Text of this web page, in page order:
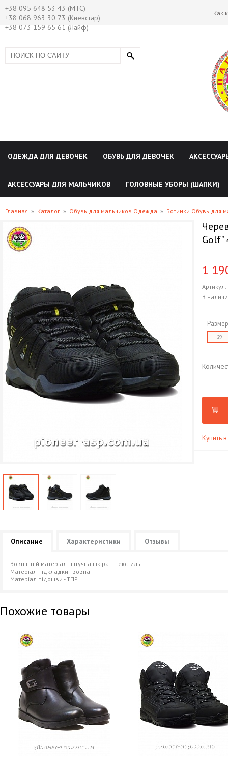
+38 095 648 53 43 (МТС)
+38 068 963 30 73 (Киевстар)
+38 073 159 65 61 (Лайф)
Как
ОДЕЖДА ДЛЯ ДЕВОЧЕК ОБУВЬ ДЛЯ ДЕВОЧЕК
АКСЕССУАРЫ ДЛЯ МАЛЬЧИКОВ ГОЛОВНЫЕ УБОРЫ (ШАПКИ)
Главная » Каталог » Обувь для мальчиков Одежда » Ботинки Обувь для
Golf"
1
Артикул:
В
29
Купить
Описание Характеристики Отзывы
Зовнішній матеріал - штучна шкіра + текстиль
Матеріал підкладки - вовна
Матеріал підошви - ТПР
Похожие товары